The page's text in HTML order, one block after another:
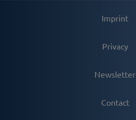
Imprint
Privacy
Newsletter
Contact